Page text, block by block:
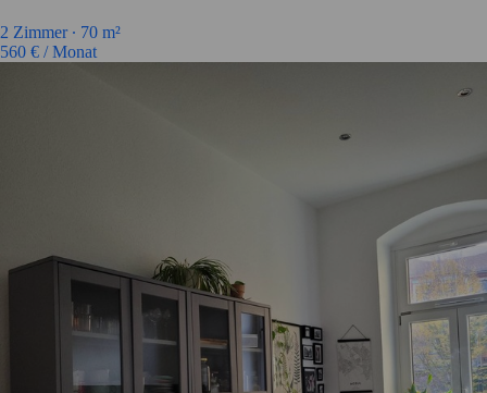
2 Zimmer ∙ 70 m²
560 € / Monat